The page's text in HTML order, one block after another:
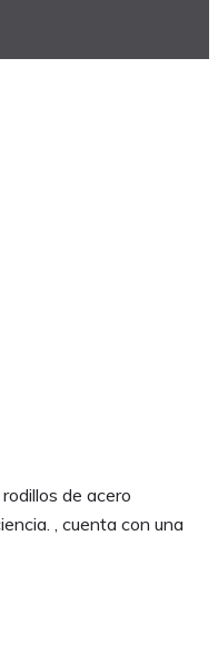
de acero
, cuenta con una